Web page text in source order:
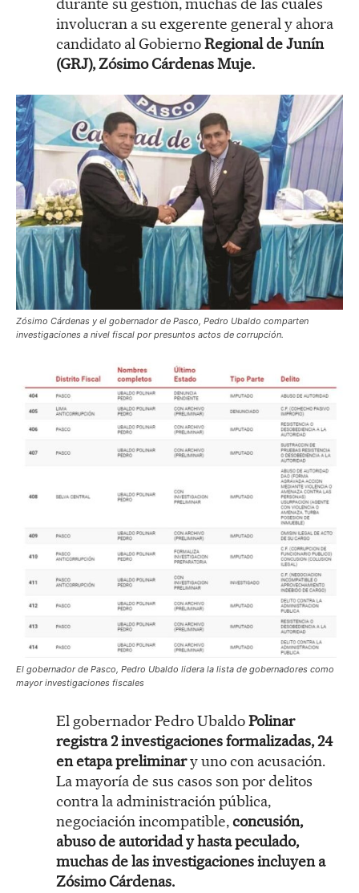
involucran a su exgerente general y ahora
candidato al GobiernoRegional de Junín
(GRJ), Zósimo Cárdenas Muje.
Zósimo Cárdenas y el gobernador de Pasco, Pedro Ubaldo comparten
investigaciones a nivel fiscal por presuntos actos de corrupción.
El gobernador de Pasco, Pedro Ubaldo lidera la lista de gobernadores como
mayor investigaciones fiscales
El gobernador Pedro UbaldoPolinar
registra 2 investigaciones formalizadas, 24
en etapa preliminary uno con acusación.
La mayoría de sus casos son por delitos
contra la administración pública,
negociación incompatible,concusión,
abuso de autoridad y hasta peculado,
muchas de las investigaciones incluyen a
Zósimo Cárdenas.